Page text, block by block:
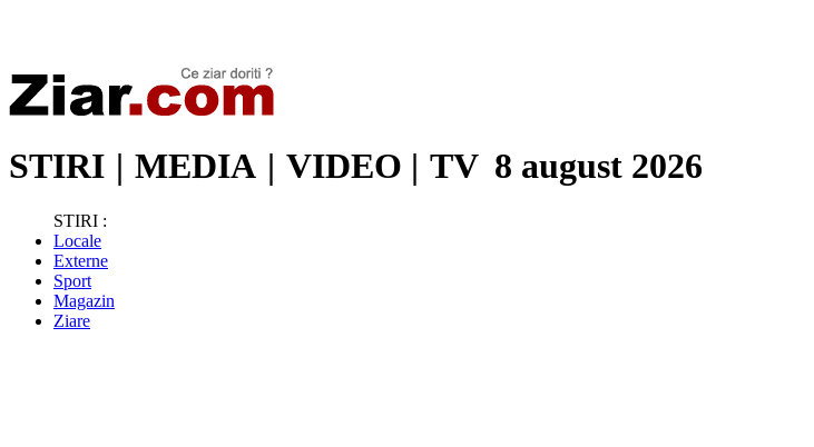
STIRI | MEDIA | VIDEO | TV 8 august 2026
STIRI :
Locale
Externe
Sport
Magazin
Ziare